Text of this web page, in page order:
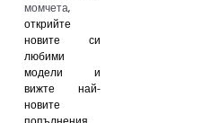
момчета,
открийте
новите си
любими
модели и
вижте най-
новите